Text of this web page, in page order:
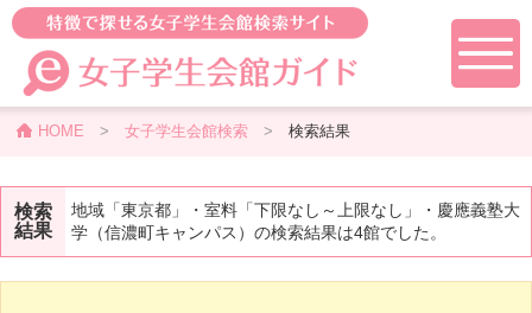
HOME > 女子学生会館検索> 検索結果
検索
結果
地域「東京都」・室料「下限なし～上限なし」・慶應義塾大
学（信濃町キャンパス）の検索結果は4館でした。